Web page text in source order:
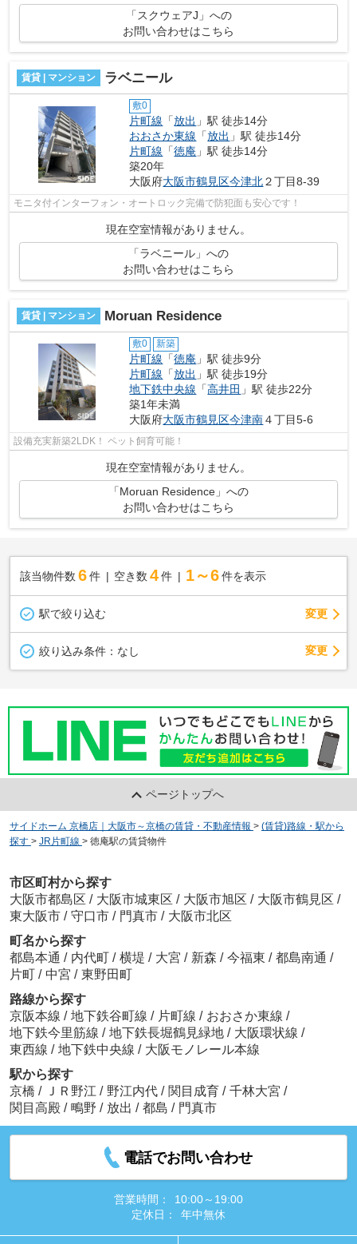
「スクウェアJ」への
お問い合わせはこちら
賃貸 | マンション ラベニール
敷0
片町線 「放出 」駅 徒歩14分
おおさか東線 「放出 」駅 徒歩14分
片町線 「徳庵 」駅 徒歩14分
築20年
大阪府大阪市鶴見区今津北２丁目8-39
モニタ付インターフォン・オートロック完備で防犯面も安心です！
現在空室情報がありません。
「ラベニール」への
お問い合わせはこちら
賃貸 | マンション Moruan Residence
敷0 新築
片町線 「徳庵 」駅 徒歩9分
片町線 「放出 」駅 徒歩19分
地下鉄中央線 「高井田 」駅 徒歩22分
築1年未満
大阪府大阪市鶴見区今津南４丁目5-6
設備充実新築2LDK！ ペット飼育可能！
現在空室情報がありません。
「Moruan Residence」への
お問い合わせはこちら
該当物件数 6件 空き数 4 件 1～6 件を表示
駅で絞り込む 変更
絞り込み条件： なし 変更
ページトップへ
サイドホーム 京橋店｜大阪市～京橋の賃貸・不動産情報 > (賃貸)路線・駅から
探す > JR片町線 > 徳庵駅の賃貸物件
市区町村から探す
大阪市都島区 / 大阪市城東区 / 大阪市旭区 / 大阪市鶴見区 /
東大阪市 / 守口市 / 門真市 / 大阪市北区
町名から探す
都島本通 / 内代町 / 横堤 / 大宮 / 新森 / 今福東 / 都島南通 /
片町 / 中宮 / 東野田町
路線から探す
京阪本線 / 地下鉄谷町線 / 片町線 / おおさか東線 /
地下鉄今里筋線 / 地下鉄長堀鶴見緑地 / 大阪環状線 /
東西線 / 地下鉄中央線 / 大阪モノレール本線
駅から探す
京橋 / ＪＲ野江 / 野江内代 / 関目成育 / 千林大宮 /
関目高殿 / 鴫野 / 放出 / 都島 / 門真市
電話でお問い合わせ
営業時間：
10:00～19:00
定休日：
年中無休